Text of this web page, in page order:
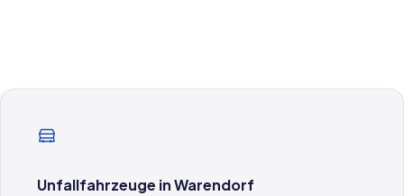
Unfallfahrzeuge in Warendorf